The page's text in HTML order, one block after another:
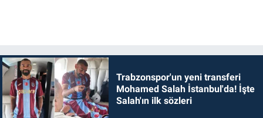
Trabzonspor'un yeni transferi
Mohamed Salah İstanbul'da! İşte
Salah'ın ilk sözleri